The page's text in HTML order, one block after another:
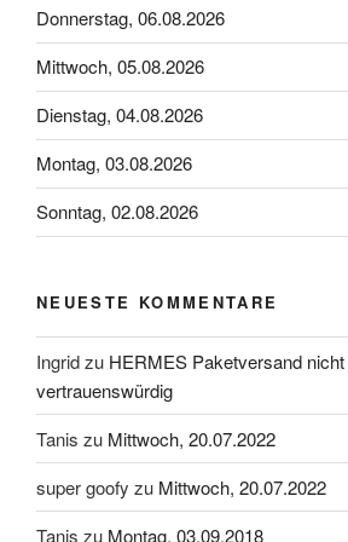
Donnerstag, 06.08.2026
Mittwoch, 05.08.2026
Dienstag, 04.08.2026
Montag, 03.08.2026
Sonntag, 02.08.2026
NEUESTE KOMMENTARE
Ingridzu HERMES Paketversand
vertrauenswürdig
Tanis zu Mittwoch, 20.07.2022
super goofy zu Mittwoch, 20.07.2022
Tanis zu Montag, 03.09.2018